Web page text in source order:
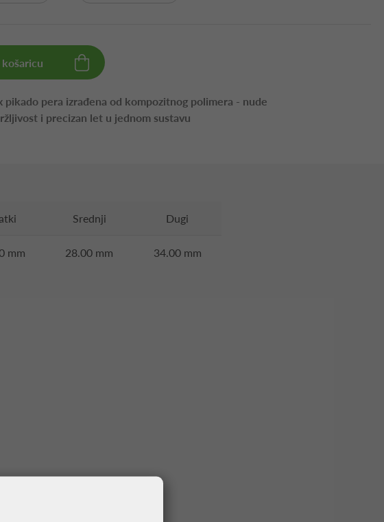
pikado pera izrađena od kompozitnog polimera - nude
i precizan let u jednom sustavu
Srednji Dugi
mm 28.00 mm 34.00 mm